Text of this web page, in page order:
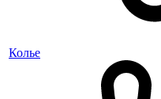
Колье